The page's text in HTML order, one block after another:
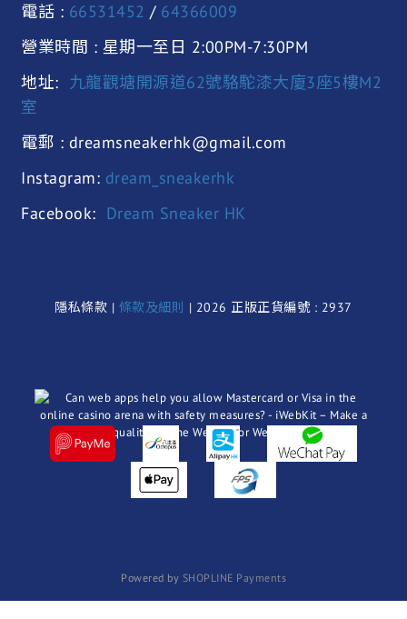
電話 : 66531452 / 64366009
營業時間 : 星期一至日 2:00PM-7:30PM
地址:
九龍觀塘開源道62號駱駝漆大廈3座5樓M2
室
電郵 : dreamsneakerhk@gmail.com
Instagram: dream_sneakerhk
Facebook: Dream Sneaker HK
隱私條款 | 條款及細則 | 2026 正版正貨編號 : 2937
Powered by SHOPLINE Payments